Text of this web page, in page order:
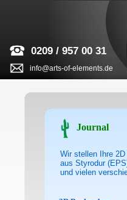
Wir stellen Ihre
aus Styrodur
und vielen
0209 / 957 00 31
info@arts-of-elements.de
Journal